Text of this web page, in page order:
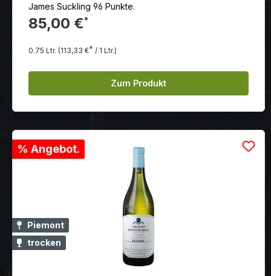
James Suckling 96 Punkte.
85,00 €*
0.75 Ltr. (113,33 €* / 1 Ltr.)
Zum Produkt
% Angebot.
Piemont
trocken